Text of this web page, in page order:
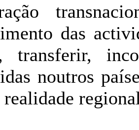
das
transferir,
noutros